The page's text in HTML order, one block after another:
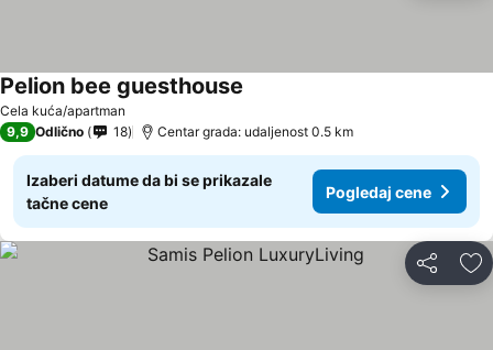
Cela kuća/apartman
Pelion bee guesthouse
9,9 Odlično 18 Centar grada: udaljenost 0.5 km
Izaberi datume da bi se prikazale
tačne cene
Pogledaj cene
Deli